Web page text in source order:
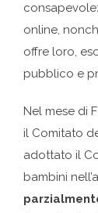
online,
offre loro,
pubblico e
Nel mese di
il Comitato
adottato il
bambini